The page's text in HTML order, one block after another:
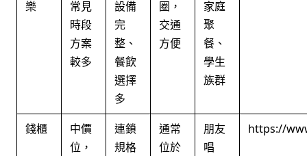
樂
常見
時段
方案
較多
設備
完
整、
餐飲
選擇
多
圈，
交通
方便
家庭
聚
餐、
學生
族群
錢櫃
中價
位，
連鎖
規格
通常
位於
朋友
唱
https://